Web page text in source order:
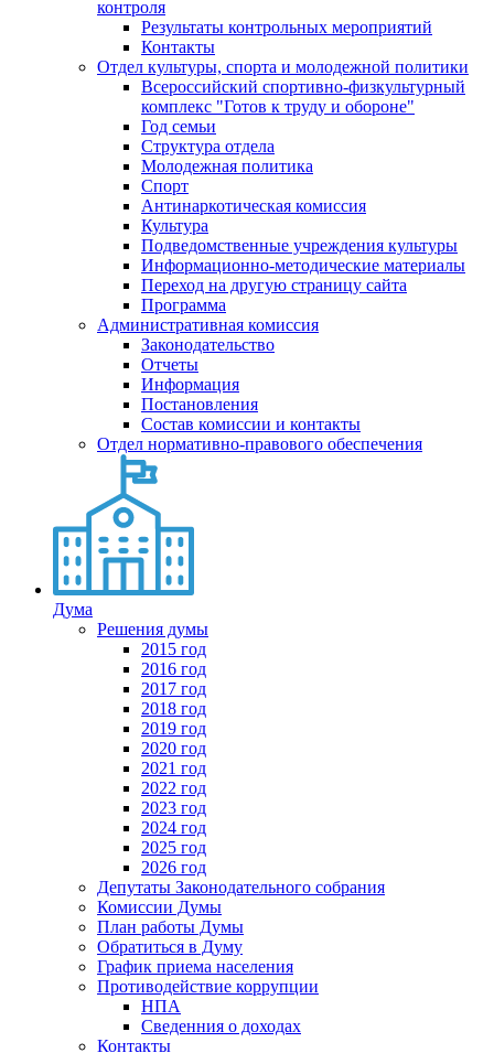
контроля
Результаты контрольных мероприятий
Контакты
Отдел культуры, спорта и молодежной политики
Всероссийский спортивно-физкультурный
комплекс "Готов к труду и обороне"
Год семьи
Структура отдела
Молодежная политика
Спорт
Антинаркотическая комиссия
Культура
Подведомственные учреждения культуры
Информационно-методические материалы
Переход на другую страницу сайта
Программа
Административная комиссия
Законодательство
Отчеты
Информация
Постановления
Состав комиссии и контакты
Отдел нормативно-правового обеспечения
Дума
Решения думы
2015 год
2016 год
2017 год
2018 год
2019 год
2020 год
2021 год
2022 год
2023 год
2024 год
2025 год
2026 год
Депутаты Законодательного собрания
Комиссии Думы
План работы Думы
Обратиться в Думу
График приема населения
Противодействие коррупции
НПА
Сведенния о доходах
Контакты